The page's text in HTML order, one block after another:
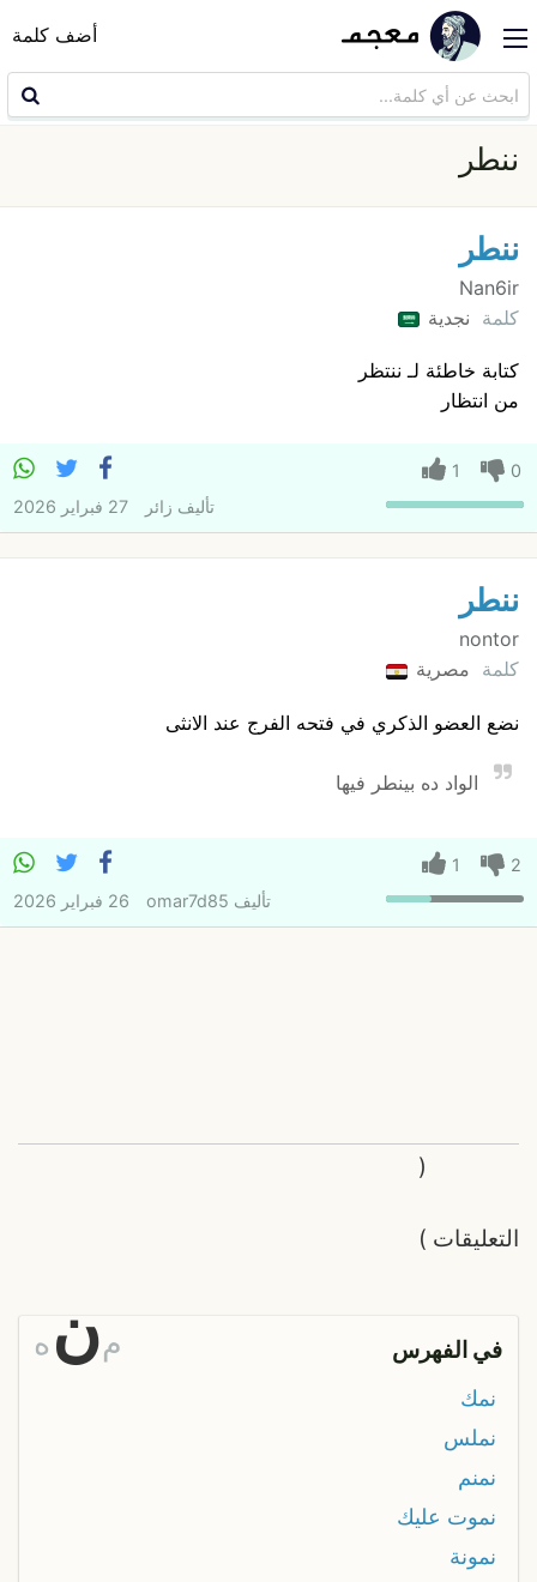
أضف كلمة
ننطر
ننطر
Nan6ir
كلمة نجدية
كتابة خاطئة لـ ننتظر
من انتظار
0
1
تأليف زائر 27 فبراير 2026
ننطر
nontor
كلمة مصرية
نضع العضو الذكري في فتحه الفرج عند الانثى
الواد ده بينطر فيها
2
1
تأليف omar7d85 26 فبراير 2026
التعليقات
(
)
في الفهرس من ه
نمك
نملس
نمنم
نموت عليك
نمونة